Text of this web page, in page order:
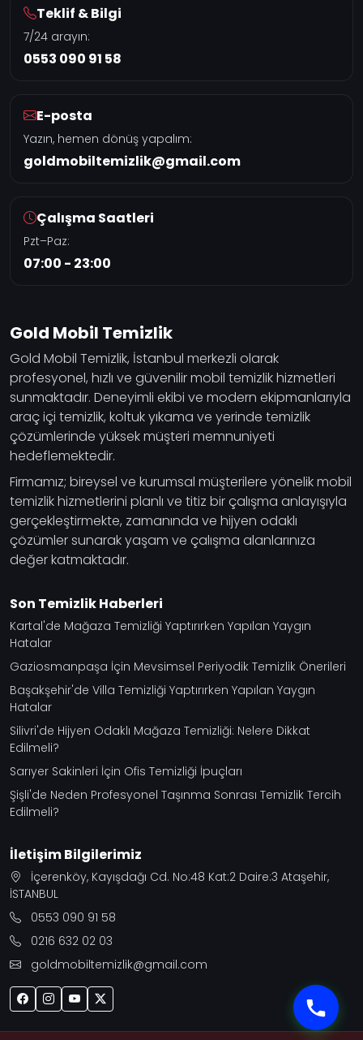
Teklif & Bilgi
7/24 arayın:
0553 090 91 58
E-posta
Yazın, hemen dönüş yapalım:
goldmobiltemizlik@gmail.com
Çalışma Saatleri
Pzt–Paz:
07:00 - 23:00
Gold Mobil Temizlik
Gold Mobil Temizlik, İstanbul merkezli olarak
profesyonel, hızlı ve güvenilir mobil temizlik hizmetleri
sunmaktadır. Deneyimli ekibi ve modern ekipmanlarıyla
araç içi temizlik, koltuk yıkama ve yerinde temizlik
çözümlerinde yüksek müşteri memnuniyeti
hedeflemektedir.
Firmamız; bireysel ve kurumsal müşterilere yönelik mobil
temizlik hizmetlerini planlı ve titiz bir çalışma anlayışıyla
gerçekleştirmekte, zamanında ve hijyen odaklı
çözümler sunarak yaşam ve çalışma alanlarınıza
değer katmaktadır.
Son Temizlik Haberleri
Kartal'de Mağaza Temizliği Yaptırırken Yapılan Yaygın
Hatalar
Gaziosmanpaşa İçin Mevsimsel Periyodik Temizlik Önerileri
Başakşehir'de Villa Temizliği Yaptırırken Yapılan Yaygın
Hatalar
Silivri'de Hijyen Odaklı Mağaza Temizliği: Nelere Dikkat
Edilmeli?
Sarıyer Sakinleri İçin Ofis Temizliği İpuçları
Şişli'de Neden Profesyonel Taşınma Sonrası Temizlik Tercih
Edilmeli?
İletişim Bilgilerimiz
İçerenköy, Kayışdağı Cd. No:48 Kat:2 Daire:3 Ataşehir,
İSTANBUL
0553 090 91 58
0216 632 02 03
goldmobiltemizlik@gmail.com